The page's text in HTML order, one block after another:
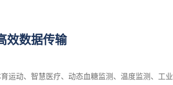
效数据传输
运动、智慧医疗、动态血糖监测、温度监测、工业